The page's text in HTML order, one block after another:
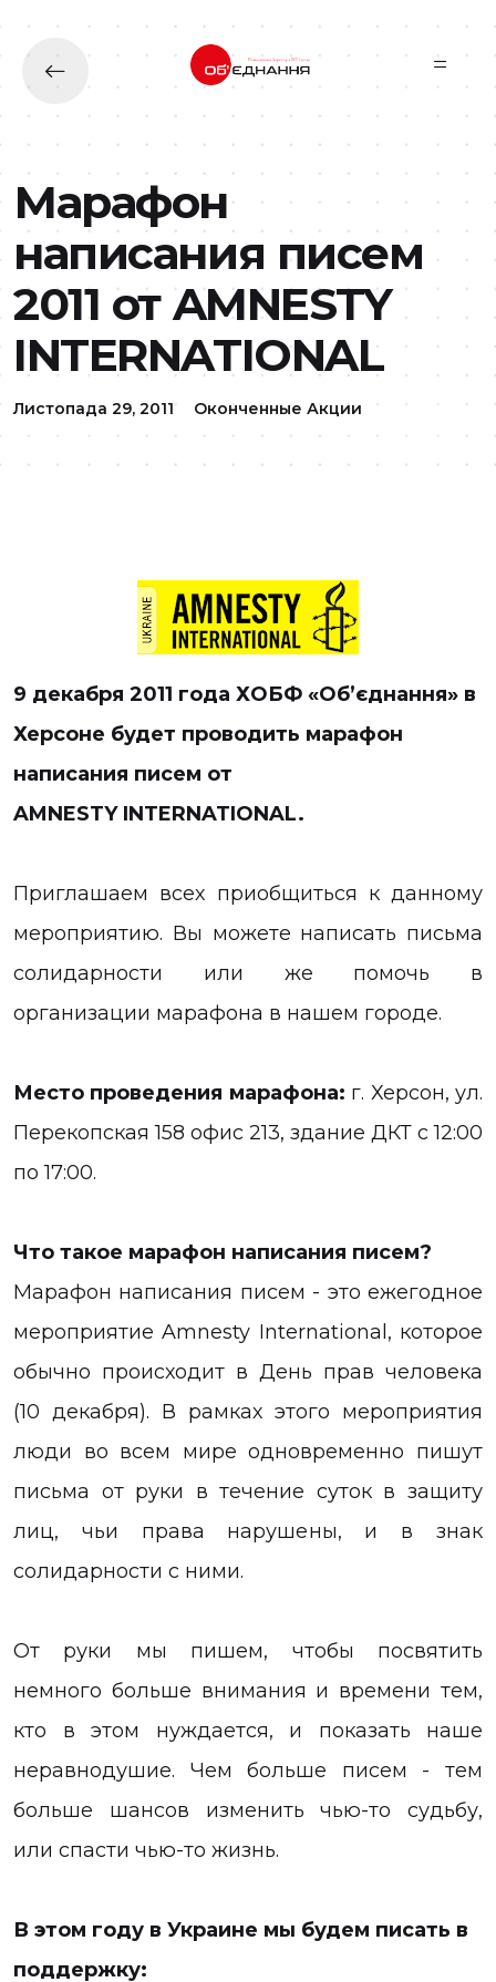
Перейти до основного вмісту
Марафон
написания писем
2011 от AMNESTY
INTERNATIONAL
Листопада 29, 2011 Оконченные Акции
9 декабря 2011 года ХОБФ «Об’єднання» в
Херсоне будет проводить марафон
написания писем от
AMNESTY INTERNATIONAL.
Приглашаем всех приобщиться к данному
мероприятию. Вы можете написать письма
солидарности или же помочь в
организации марафона в нашем городе.
Место проведения марафона: г. Херсон, ул.
Перекопская 158 офис 213, здание ДКТ с 12:00
по 17:00.
Что такое марафон написания писем?
Марафон написания писем - это ежегодное
мероприятие Amnesty International, которое
обычно происходит в День прав человека
(10 декабря). В рамках этого мероприятия
люди во всем мире одновременно пишут
письма от руки в течение суток в защиту
лиц, чьи права нарушены, и в знак
солидарности с ними.
От руки мы пишем, чтобы посвятить
немного больше внимания и времени тем,
кто в этом нуждается, и показать наше
неравнодушие. Чем больше писем - тем
больше шансов изменить чью-то судьбу,
или спасти чью-то жизнь.
В этом году в Украине мы будем писать в
поддержку: